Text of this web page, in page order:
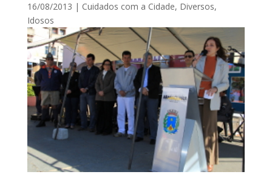
16/08/2013 | Cuidados com a Cidade, Diversos,
Idosos